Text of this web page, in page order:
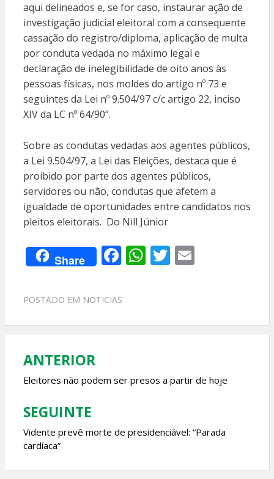
aqui delineados e, se for caso, instaurar ação de
investigação judicial eleitoral com a consequente
cassação do registro/diploma, aplicação de multa
por conduta vedada no máximo legal e
declaração de inelegibilidade de oito anos às
pessoas físicas, nos moldes do artigo nº 73 e
seguintes da Lei nº 9.504/97 c/c artigo 22, inciso
XIV da LC nº 64/90”.
Sobre as condutas vedadas aos agentes públicos,
a Lei 9.504/97, a Lei das Eleições, destaca que é
proibido por parte dos agentes públicos,
servidores ou não, condutas que afetem a
igualdade de oportunidades entre candidatos nos
pleitos eleitorais. Do Nill Júnior
Share F
e
o
k
W
A
p
T E
POSTADO EM NOTICIAS
Navegação
de
Post
ANTERIOR
Eleitores não podem ser presos a partir de hoje
SEGUINTE
Vidente prevê morte de presidenciável: “Parada
cardíaca”